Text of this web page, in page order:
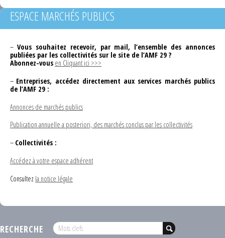
ESPACE MARCHÉS PUBLICS
– Vous souhaitez recevoir, par mail, l’ensemble des annonces
publiées par les collectivités sur le site de l’AMF 29 ?
Abonnez-vous en Cliquant ici >>>
– Entreprises, accédez directement aux services marchés publics
de l’AMF 29 :
Annonces de marchés publics
Publication annuelle a posteriori, des marchés conclus par les collectivités
– Collectivités :
Accédez à votre espace adhérent
Consultez la notice légale
RECHERCHE